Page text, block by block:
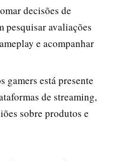
decisões de
pesquisar avaliações
e acompanhar
gamers está presente
de streaming,
sobre produtos e